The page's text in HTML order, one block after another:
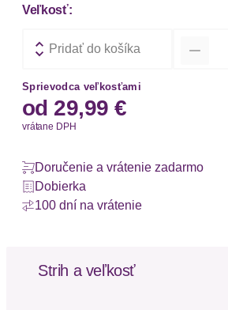
Veľkosť:
Pridať do košíka
Sprievodca veľkosťami
od 29,99 €
vrátane DPH
Doručenie a vrátenie zadarmo
Dobierka
100 dní na vrátenie
Strih a veľkosť